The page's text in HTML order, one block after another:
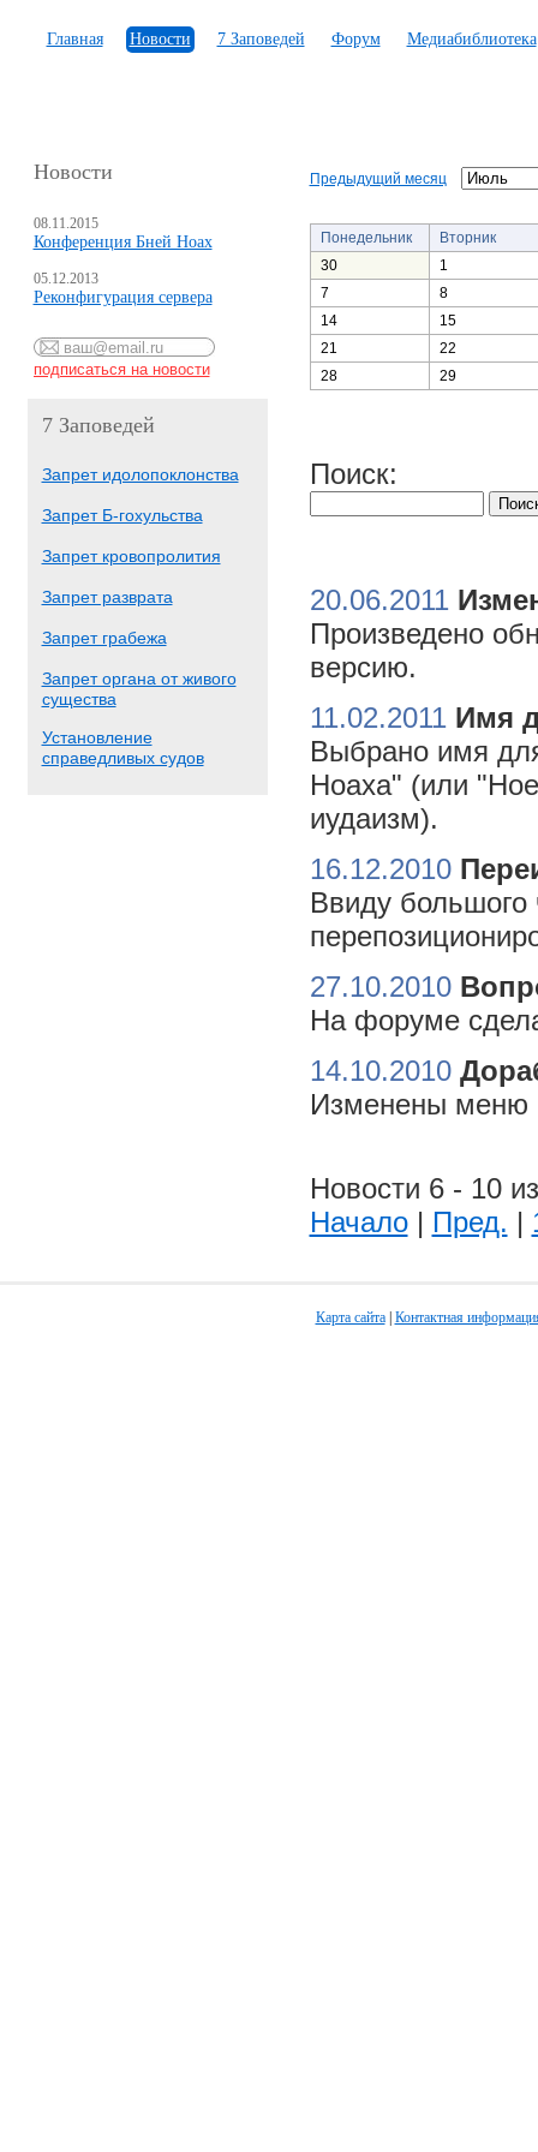
Главная Новости 7 Заповедей Форум Медиабиблиотека
Новости
08.11.2015
Конференция Бней Ноах
05.12.2013
Реконфигурация сервера
7 Заповедей
Запрет идолопоклонства
Запрет Б-гохульства
Запрет кровопролития
Запрет разврата
Запрет грабежа
Запрет органа от живого
существа
Установление
справедливых судов
Предыдущий месяц
Понедельник
Вторник
30
1
7
8
14
15
21
22
28
29
Поиск:
20.06.2011
Произведено
версию.
11.02.2011 Имя
Выбрано имя
Ноаха" (или
иудаизм).
16.12.2010
Ввиду большого
27.10.2010
На форуме
14.10.2010
Изменены меню
Новости 6 - 10
Начало| Пред. |
Карта сайта| Контактная